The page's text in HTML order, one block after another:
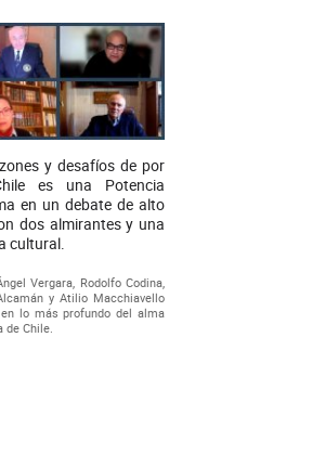
y desafíos de por
es una Potencia
en un debate de alto
dos almirantes y una
cultural.
Vergara, Rodolfo Codina,
y Atilio Macchiavello
en lo más profundo del alma
de Chile.